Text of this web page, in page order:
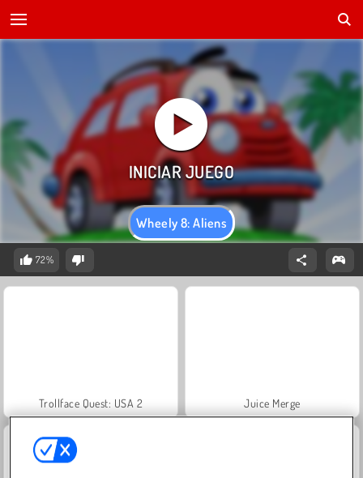
Wheely 8: Aliens
72%
Trollface Quest: USA 2 Juice Merge